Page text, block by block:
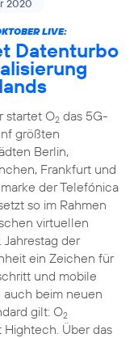
2020
LIVE:
Datenturbo
startet O2das 5G-
größten
Berlin,
Frankfurt und
der Telefónica
so im Rahmen
virtuellen
der
ein Zeichen für
und mobile
auch beim neuen
gilt: O2
Hightech. Über das